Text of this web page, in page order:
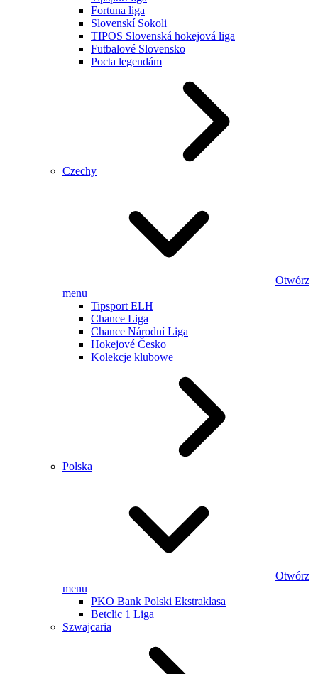
Fortuna liga
Slovenskí Sokoli
TIPOS Slovenská hokejová liga
Futbalové Slovensko
Pocta legendám
Czechy
Otwórz
menu
Tipsport ELH
Chance Liga
Chance Národní Liga
Hokejové Česko
Kolekcje klubowe
Polska
Otwórz
menu
PKO Bank Polski Ekstraklasa
Betclic 1 Liga
Szwajcaria